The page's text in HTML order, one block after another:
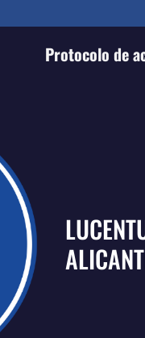
Protocolo de